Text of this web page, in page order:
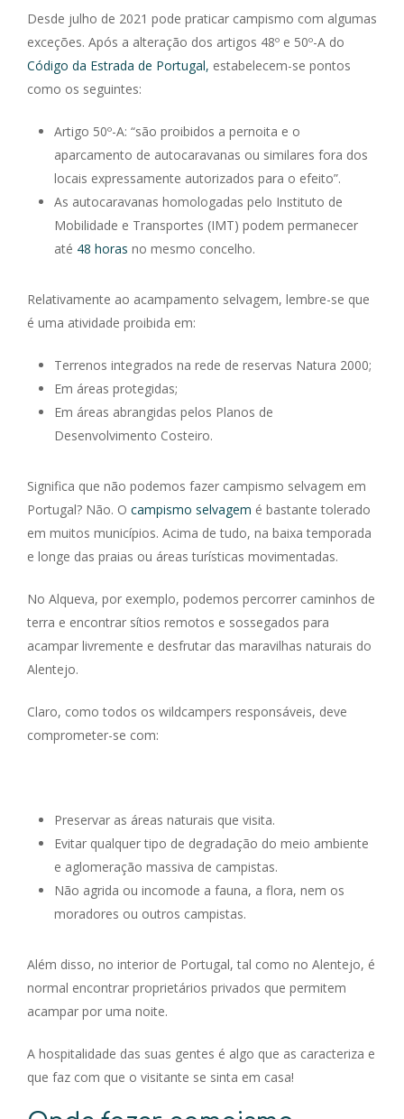
Desde julho de 2021 pode praticar campismo com algumas
exceções. Após a alteração dos artigos 48º e 50º-A do
Código da Estrada de Portugal, estabelecem-se pontos
como os seguintes:
Artigo 50º-A: “são proibidos a pernoita e o
aparcamento de autocaravanas ou similares fora dos
locais expressamente autorizados para o efeito”.
As autocaravanas homologadas pelo Instituto de
Mobilidade e Transportes (IMT) podem permanecer
até 48 horas no mesmo concelho.
Relativamente ao acampamento selvagem, lembre-se que
é uma atividade proibida em:
Terrenos integrados na rede de reservas Natura 2000;
Em áreas protegidas;
Em áreas abrangidas pelos Planos de
Desenvolvimento Costeiro.
Significa que não podemos fazer campismo selvagem em
Portugal? Não. O campismo selvagem é bastante tolerado
em muitos municípios. Acima de tudo, na baixa temporada
e longe das praias ou áreas turísticas movimentadas.
No Alqueva, por exemplo, podemos percorrer caminhos de
terra e encontrar sítios remotos e sossegados para
acampar livremente e desfrutar das maravilhas naturais do
Alentejo.
Claro, como todos os wildcampers responsáveis, deve
comprometer-se com:
Preservar as áreas naturais que visita.
Evitar qualquer tipo de degradação do meio ambiente
e aglomeração massiva de campistas.
Não agrida ou incomode a fauna, a flora, nem os
moradores ou outros campistas.
Além disso, no interior de Portugal, tal como no Alentejo, é
normal encontrar proprietários privados que permitem
acampar por uma noite.
A hospitalidade das suas gentes é algo que as caracteriza e
que faz com que o visitante se sinta em casa!